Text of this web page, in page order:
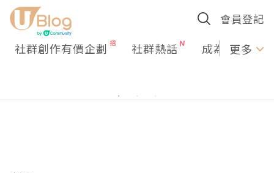
會員登記
社群創作有價企劃 社群熱話 成為U更多